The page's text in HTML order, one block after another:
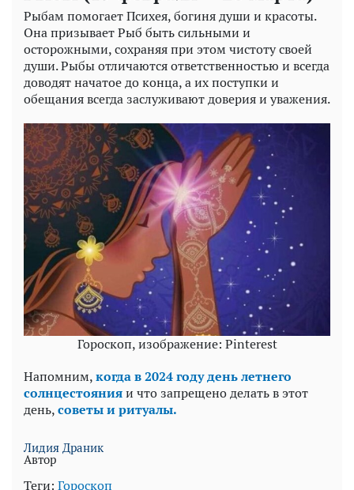
Рыбам помогает Психея, богиня души и красоты.
Она призывает Рыб быть сильными и
осторожными, сохраняя при этом чистоту своей
души. Рыбы отличаются ответственностью и всегда
доводят начатое до конца, а их поступки и
обещания всегда заслуживают доверия и уважения.
Гороскоп, изображение: Pinterest
Напомним,когда в 2024 году день летнего
солнцестоянияи что запрещено делать в этот
день,советы и ритуалы.
Лидия Драник
Автор
Теги: Гороскоп